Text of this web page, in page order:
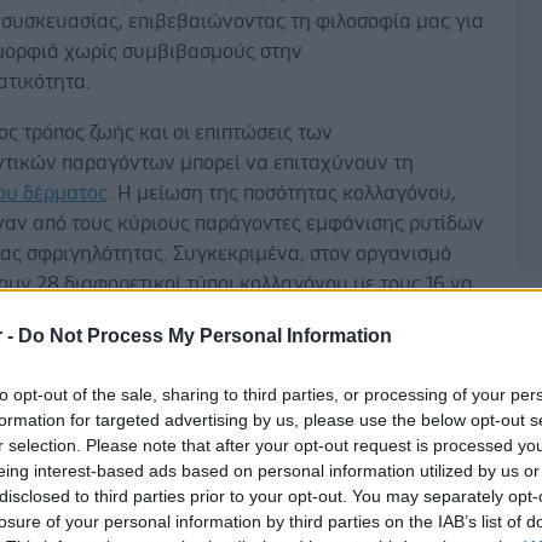
- Do Not Process My Personal Information
opt-out of the sale, sharing to third parties, or processing of your
for targeted advertising by us, please use the below opt-out
selection. Please note that after your opt-out request is processed
interest-based ads based on personal information utilized by us
to third parties prior to your opt-out. You may separately
of your personal information by third parties on the IAB’s list of
επιβεβαιώνοντας τη φιλοσοφία μας για
χωρίς συμβιβασμούς στην
τρόπος ζωής και οι επιπτώσεις των
παραγόντων μπορεί να επιταχύνουν τη
δέρματος . Η μείωση της ποσότητας κολλαγόνου,
από τους κύριους παράγοντες εμφάνισης ρυτίδων
σφριγηλότητας. Συγκεκριμένα, στον οργανισμό
28 διαφορετικοί τύποι κολλαγόνου με τους 16 να
ρόλο και επηρεάζει διαφορετικά τη δομή και τη
του δέρματος. Η ανάγκη για προηγμένες λύσεις που
σε επιστημονική γνώση είναι επιτακτική.
Collagen Specialist 16 SPF 50
σε αυτή την πρόκληση, ενσωματώνοντας την